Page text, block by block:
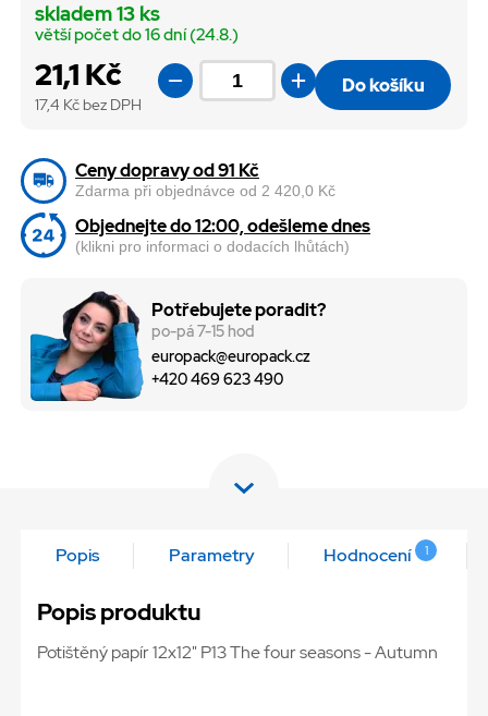
21,1 Kč
17,4 Kč bez DPH
skladem 13 ks
větší počet do 16 dní (24.8.)
Do košíku
Ceny dopravy od 91 Kč
Zdarma při objednávce od 2 420,0 Kč
Objednejte do 12:00, odešleme dnes
(klikni pro informaci o dodacích lhůtách)
Potřebujete poradit?
po-pá 7-15 hod
europack@europack.cz
+420 469 623 490
Popis Parametry Hodnocení 1
Popis produktu
Potištěný papír 12x12" P13 The four seasons - Autumn